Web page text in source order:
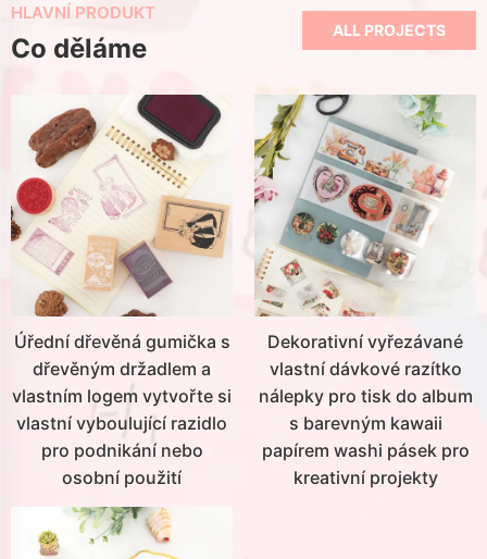
HLAVNÍ PRODUKT
Co děláme
ALL PROJECTS
Úřední dřevěná gumička s
dřevěným držadlem a
vlastním logem vytvořte si
vlastní vyboulující razidlo
pro podnikání nebo
osobní použití
Dekorativní vyřezávané
vlastní dávkové razítko
nálepky pro tisk do album
s barevným kawaii
papírem washi pásek pro
kreativní projekty